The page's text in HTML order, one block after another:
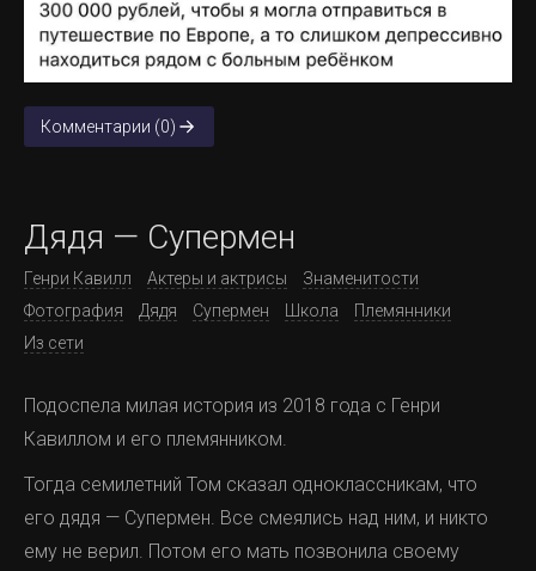
Комментарии (0)
Дядя — Супермен
Генри Кавилл Актеры и актрисы
Знаменитости
Фотография
Дядя Супермен Школа
Племянники
Из сети
Подоспела милая история из 2018 года с Генри
Кавиллом и его племянником.
Тогда семилетний Том сказал одноклассникам, что
его дядя — Супермен. Все смеялись над ним, и никто
ему не верил. Потом его мать позвонила своему